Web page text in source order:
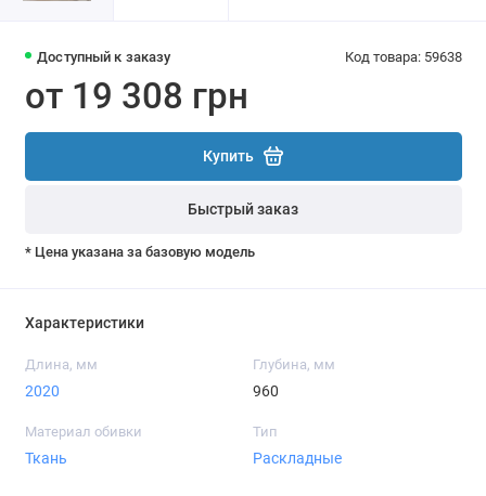
Доступный к заказу Код товара: 59638
от 19 308 грн
Купить
Быстрый заказ
* Цена указана за базовую модель
Характеристики
Длина, мм
2020
Глубина, мм
960
Материал обивки
Ткань
Тип
Раскладные